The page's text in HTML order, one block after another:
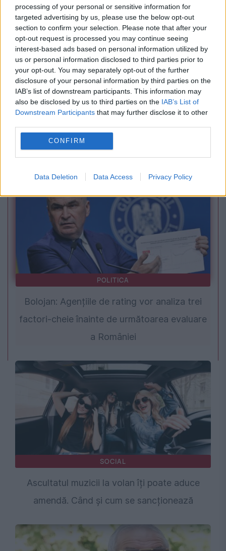
processing of your personal or sensitive information for
targeted advertising by us, please use the below opt-out
section to confirm your selection. Please note that after your
opt-out request is processed you may continue seeing
interest-based ads based on personal information utilized by
us or personal information disclosed to third parties prior to
your opt-out. You may separately opt-out of the further
disclosure of your personal information by third parties on the
IAB’s list of downstream participants. This information may
also be disclosed by us to third parties on the IAB’s List of
Downstream Participants that may further disclose it to other
CONFIRM
Data Deletion Data Access Privacy Policy
SPORT
Stoica vor să îl aducă pe Dan Petrescu ca
director tehnic
POLITICA
Bolojan: Agențiile de rating vor analiza trei
factori-cheie înainte de următoarea evaluare
a României
SOCIAL
Ascultatul muzicii la volan îți poate aduce
amendă. Când și cum se sancționează